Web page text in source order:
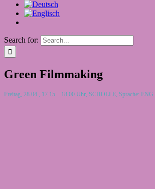
Search for:
Green Filmmaking
Freitag, 28.04., 17.15 – 18.00 Uhr, SCHOLLE, Sprache: ENG